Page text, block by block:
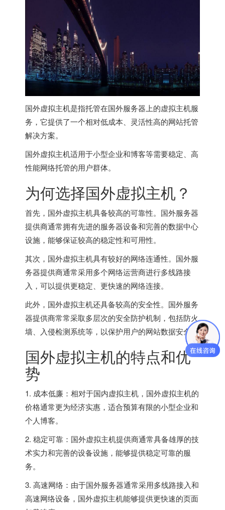
国外虚拟主机是指托管在国外服务器 上的虚拟主机服
务，它提供了一个相对低成本、灵活性高的网站托管
解决方案。
国外虚拟主机适用于小型企业和博客等需要稳定、高
性能网络托管的用户群体。
为何选择国外虚拟主机？
首先，国外虚拟主机具备较高的可靠性。 国外服务器
提供商通常拥有先进的服务器设备和完善的数据中心
设施，能够保证较高的稳定性和可用性。
其次， 国外虚拟主机具有较好的网络连通性。 国外服
务器提供商通常采用多个网络运营商进行多线路接
入，可以提供更稳定、更快速的网络连接。
此外， 国外虚拟主机还具备较高的安全性。 国外服务
器提供商常常采取多层次的安全防护机制，包括防火
墙、入侵检测系统等，以保护用户的网站数据安全。
国外虚拟主机的特点和优
势
1. 成本低廉：相对于国内虚拟主机，国外虚拟主机的
价格通常更为经济实惠，适合预算有限的小型企业和
个人博客。
2. 稳定可靠： 国外虚拟主机提供商通常具备雄厚的技
术实力和完善的设备设施，能够提供稳定可靠的服
务。
3. 高速网络：由于国外服务器通常采用多线路接入和
高速网络设备，国外虚拟主机能够提供更快速的页面